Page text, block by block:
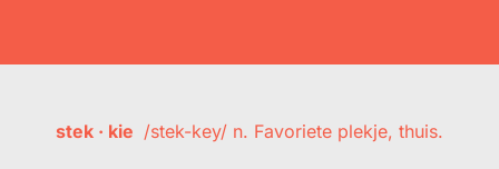
stek · kie /stek-key/ n. Favoriete plekje, thuis.